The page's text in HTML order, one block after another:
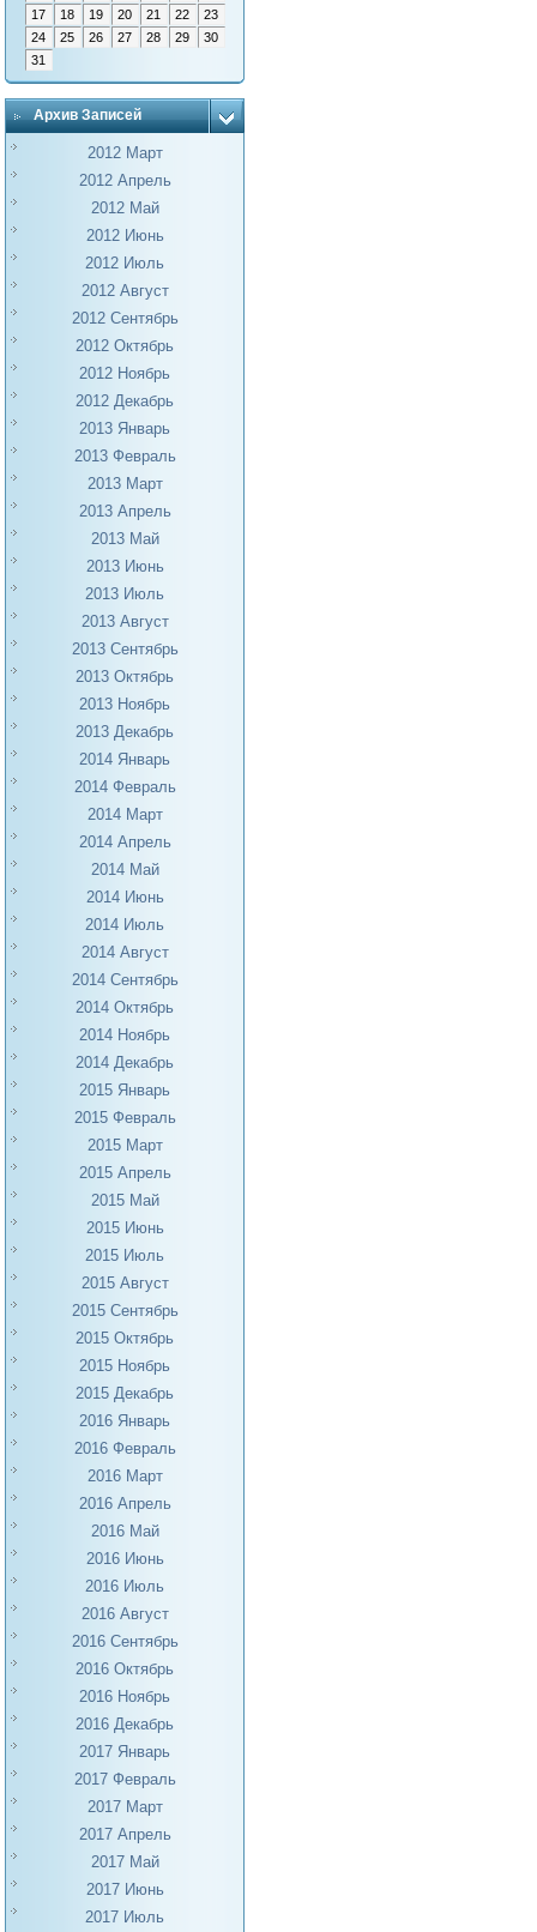
17
18 19 20 21 22
23
24
25 26 27 28 29
30
31
Архив Записей
2012 Март
2012 Апрель
2012 Май
2012 Июнь
2012 Июль
2012 Август
2012 Сентябрь
2012 Октябрь
2012 Ноябрь
2012 Декабрь
2013 Январь
2013 Февраль
2013 Март
2013 Апрель
2013 Май
2013 Июнь
2013 Июль
2013 Август
2013 Сентябрь
2013 Октябрь
2013 Ноябрь
2013 Декабрь
2014 Январь
2014 Февраль
2014 Март
2014 Апрель
2014 Май
2014 Июнь
2014 Июль
2014 Август
2014 Сентябрь
2014 Октябрь
2014 Ноябрь
2014 Декабрь
2015 Январь
2015 Февраль
2015 Март
2015 Апрель
2015 Май
2015 Июнь
2015 Июль
2015 Август
2015 Сентябрь
2015 Октябрь
2015 Ноябрь
2015 Декабрь
2016 Январь
2016 Февраль
2016 Март
2016 Апрель
2016 Май
2016 Июнь
2016 Июль
2016 Август
2016 Сентябрь
2016 Октябрь
2016 Ноябрь
2016 Декабрь
2017 Январь
2017 Февраль
2017 Март
2017 Апрель
2017 Май
2017 Июнь
2017 Июль